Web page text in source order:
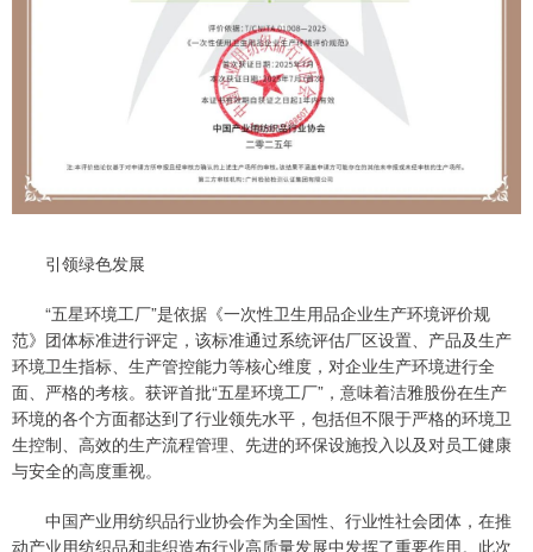
引领绿色发展
“五星环境工厂”是依据《一次性卫生用品企业生产环境评价规
范》团体标准进行评定，该标准通过系统评估厂区设置、产品及生产
环境卫生指标、生产管控能力等核心维度，对企业生产环境进行全
面、严格的考核。获评首批“五星环境工厂”，意味着洁雅股份在生产
环境的各个方面都达到了行业领先水平，包括但不限于严格的环境卫
生控制、高效的生产流程管理、先进的环保设施投入以及对员工健康
与安全的高度重视。
中国产业用纺织品行业协会作为全国性、行业性社会团体，在推
动产业用纺织品和非织造布行业高质量发展中发挥了重要作用。此次